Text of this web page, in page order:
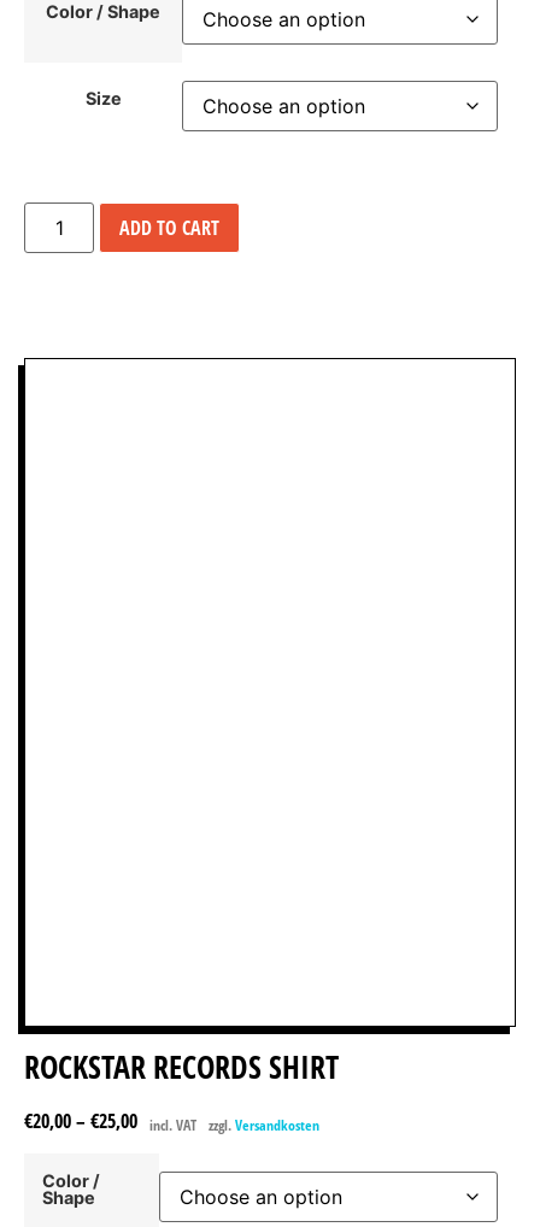
Color / Shape
Size
ADD TO CART
ROCKSTAR RECORDS SHIRT
€20,00– €25,00 incl. VAT zzgl. Versandkosten
Color /
Shape